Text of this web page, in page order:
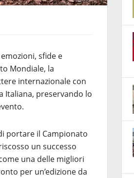
sfide e
Mondiale, la
internazionale con
Italiana, preservando lo
portare il Campionato
un successo
una delle migliori
per un’edizione da